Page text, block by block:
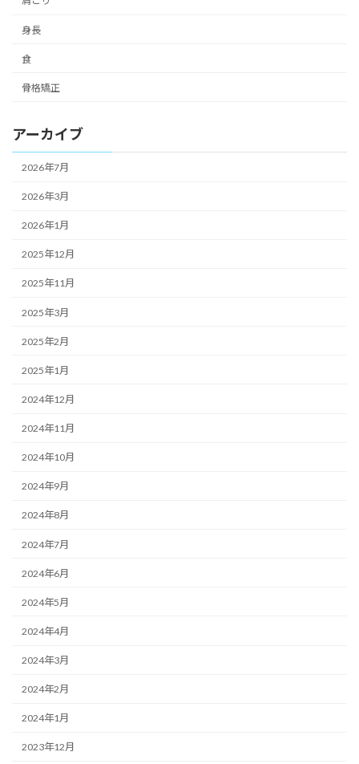
身長
食
骨格矯正
アーカイブ
2026年7月
2026年3月
2026年1月
2025年12月
2025年11月
2025年3月
2025年2月
2025年1月
2024年12月
2024年11月
2024年10月
2024年9月
2024年8月
2024年7月
2024年6月
2024年5月
2024年4月
2024年3月
2024年2月
2024年1月
2023年12月